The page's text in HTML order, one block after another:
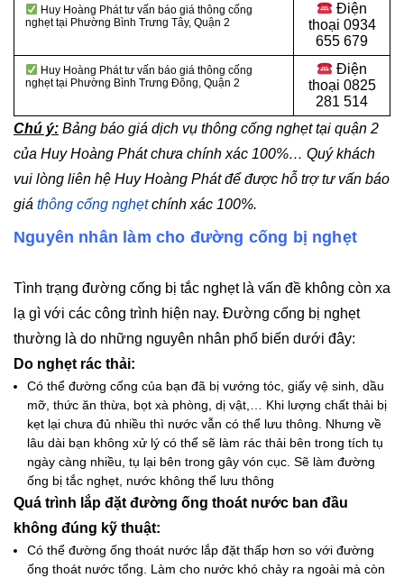
Huy Hoàng Phát tư vấn báo giá thông cống
nghẹt tại Phường Bình Trưng Tây, Quận 2
Điện
thoại 0934
655 679
Huy Hoàng Phát tư vấn báo giá thông cống
nghẹt tại Phường Bình Trưng Đông, Quận 2
Điện
thoại 0825
281 514
Chú ý: Bảng báo giá dịch vụ thông cống nghẹt tại quận 2
của Huy Hoàng Phát chưa chính xác 100%… Quý khách
vui lòng liên hệ Huy Hoàng Phát để được hỗ trợ tư vấn báo
giá thông cống nghẹtchính xác 100%.
Nguyên nhân làm cho đường cống bị nghẹt
Tình trạng đường cống bị tắc nghẹt là vấn đề không còn xa
lạ gì với các công trình hiện nay. Đường cống bị nghẹt
thường là do những nguyên nhân phổ biến dưới đây:
Do nghẹt rác thải:
Có thể đường cống của bạn đã bị vướng tóc, giấy vệ sinh, dầu
mỡ, thức ăn thừa, bọt xà phòng, dị vật,… Khi lượng chất thải bị
kẹt lại chưa đủ nhiều thì nước vẫn có thể lưu thông. Nhưng về
lâu dài bạn không xử lý có thể sẽ làm rác thải bên trong tích tụ
ngày càng nhiều, tụ lại bên trong gây vón cục. Sẽ làm đường
ống bị tắc nghẹt, nước không thể lưu thông
Quá trình lắp đặt đường ống thoát nước ban đầu
không đúng kỹ thuật:
Có thể đường ống thoát nước lắp đặt thấp hơn so với đường
ống thoát nước tổng. Làm cho nước khó chảy ra ngoài mà còn